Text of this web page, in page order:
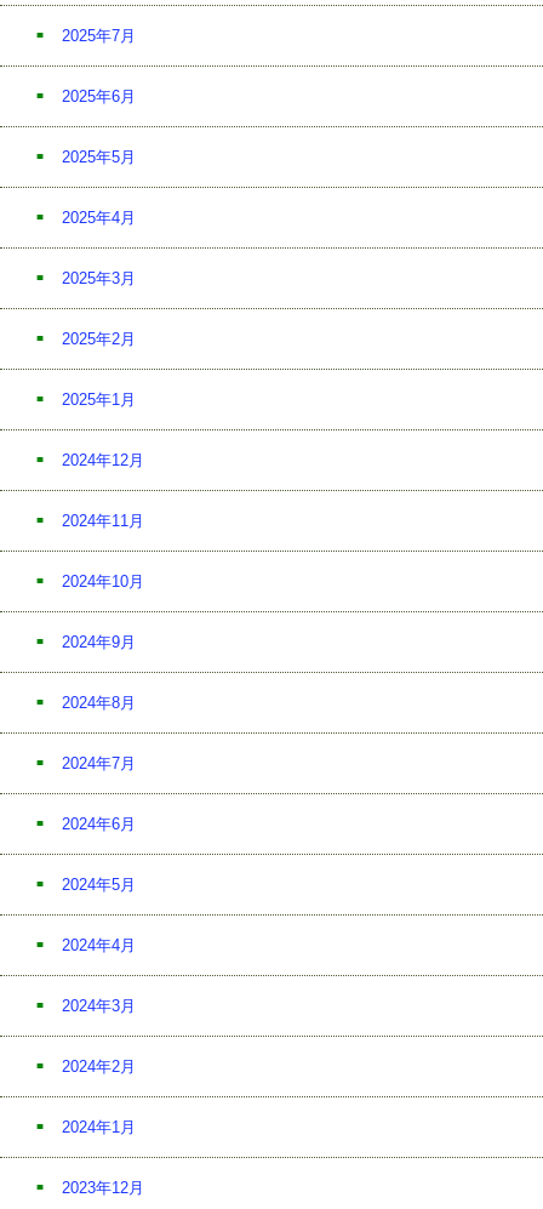
2025年7月
2025年6月
2025年5月
2025年4月
2025年3月
2025年2月
2025年1月
2024年12月
2024年11月
2024年10月
2024年9月
2024年8月
2024年7月
2024年6月
2024年5月
2024年4月
2024年3月
2024年2月
2024年1月
2023年12月